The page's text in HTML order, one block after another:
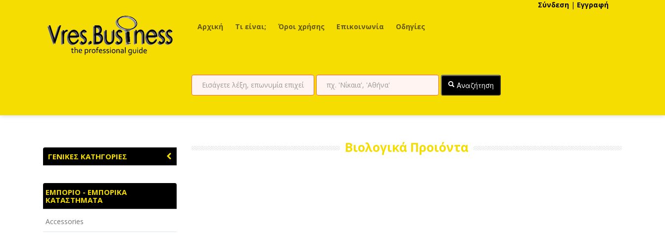
Αρχική Τι είναι; Όροι χρήσης Επικοινωνία Οδηγίες
Σύνδεση | Εγγραφή
Αναζήτηση
ΓΕΝΙΚΕΣ ΚΑΤΗΓΟΡΙΕΣ
ΑΓΡΟΤΙΚΑ - ΚΤΗΝΟΤΡΟΦΙΚΑ
ΑΘΛΗΤΙΣΜΟΣ
ΑΥΤΟΚΙΝΗΤΑ - ΜΗΧΑΝΕΣ - ΣΚΑΦΗ
ΕΜΠΟΡΙΟ - ΕΜΠΟΡΙΚΑ
ΚΑΤΑΣΤΗΜΑΤΑ
Accessories
Βιολογικά Προιόντα